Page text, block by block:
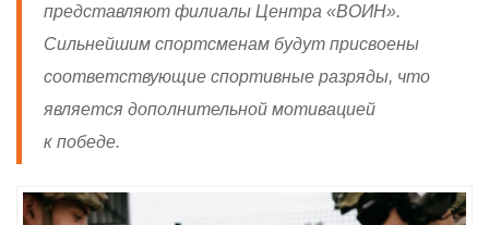
представляют филиалы Центра «ВОИН».
Сильнейшим спортсменам будут присвоены
соответствующие спортивные разряды, что
является дополнительной мотивацией
к победе.